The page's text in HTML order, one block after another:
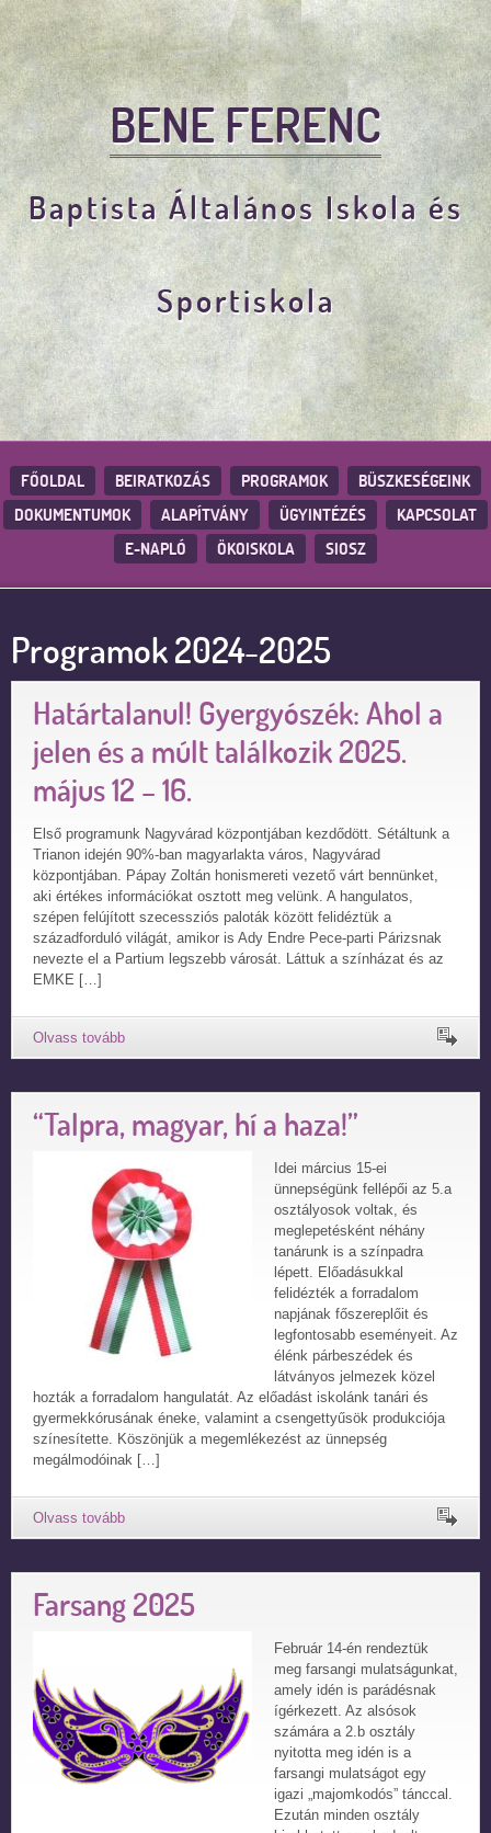
BENE FERENC
Baptista Általános Iskola és
Sportiskola
FŐOLDAL BEIRATKOZÁS PROGRAMOK
BÜSZKESÉGEINK
DOKUMENTUMOK
ALAPÍTVÁNY ÜGYINTÉZÉS
KAPCSOLAT
E-NAPLÓ
ÖKOISKOLA SIOSZ
Programok 2024-2025
Határtalanul! Gyergyószék: Ahol a
jelen és a múlt találkozik 2025.
május 12 – 16.
Első programunk Nagyvárad központjában kezdődött. Sétáltunk a
Trianon idején 90%-ban magyarlakta város, Nagyvárad
központjában. Pápay Zoltán honismereti vezető várt bennünket,
aki értékes információkat osztott meg velünk. A hangulatos,
szépen felújított szecessziós paloták között felidéztük a
századforduló világát, amikor is Ady Endre Pece-parti Párizsnak
nevezte el a Partium legszebb városát. Láttuk a színházat és az
EMKE […]
“Talpra, magyar, hí a haza!”
Idei március 15-ei
ünnepségünk fellépői az 5.a
osztályosok voltak, és
meglepetésként néhány
tanárunk is a színpadra
lépett. Előadásukkal
felidézték a forradalom
napjának főszereplőit és
legfontosabb eseményeit. Az
élénk párbeszédek és
látványos jelmezek közel
hozták a forradalom hangulatát. Az előadást iskolánk tanári és
gyermekkórusának éneke, valamint a csengettyűsök produkciója
színesítette. Köszönjük a megemlékezést az ünnepség
megálmodóinak […]
Farsang 2025
Február 14-én rendeztük
meg farsangi mulatságunkat,
amely idén is parádésnak
ígérkezett. Az alsósok
számára a 2.b osztály
nyitotta meg idén is a
farsangi mulatságot egy
igazi „majomkodós” tánccal.
Ezután minden osztály